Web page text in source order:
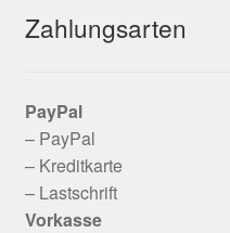
Zahlungsarten
PayPal
– PayPal
– Kreditkarte
– Lastschrift
Vorkasse